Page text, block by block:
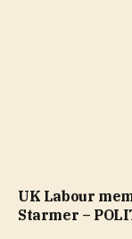
UK Labour
Starmer –